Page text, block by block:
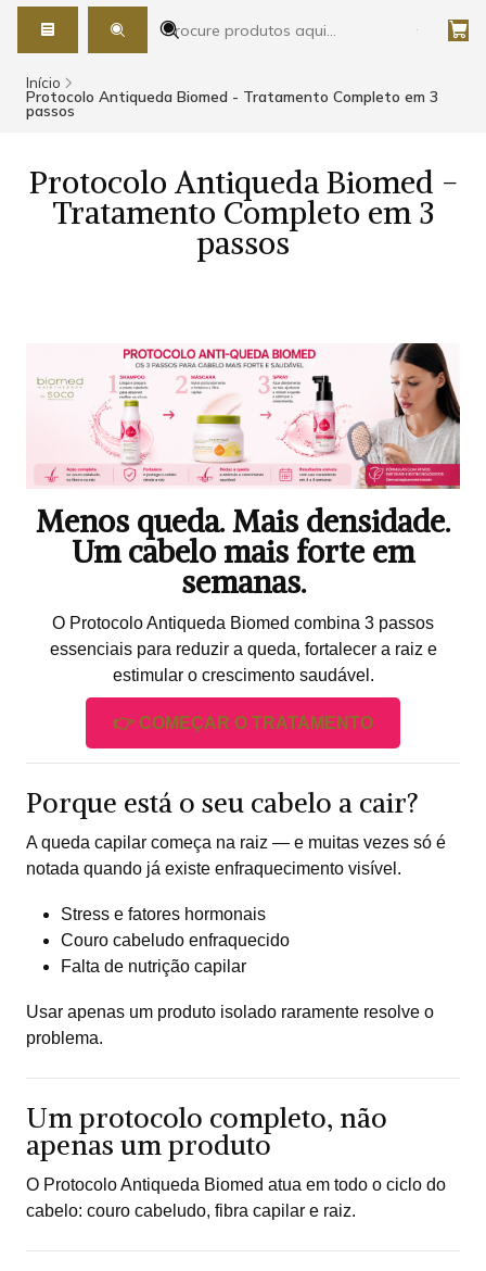
Início
Protocolo Antiqueda Biomed - Tratamento Completo em 3
passos
Protocolo Antiqueda Biomed -
Tratamento Completo em 3
passos
Menos queda. Mais densidade.
Um cabelo mais forte em
semanas.
O Protocolo Antiqueda Biomed combina 3 passos
essenciais para reduzir a queda, fortalecer a raiz e
estimular o crescimento saudável.
👉 COMEÇAR O TRATAMENTO
Porque está o seu cabelo a cair?
A queda capilar começa na raiz — e muitas vezes só é
notada quando já existe enfraquecimento visível.
Stress e fatores hormonais
Couro cabeludo enfraquecido
Falta de nutrição capilar
Usar apenas um produto isolado raramente resolve o
problema.
Um protocolo completo, não
apenas um produto
O Protocolo Antiqueda Biomed atua em todo o ciclo do
cabelo: couro cabeludo, fibra capilar e raiz.